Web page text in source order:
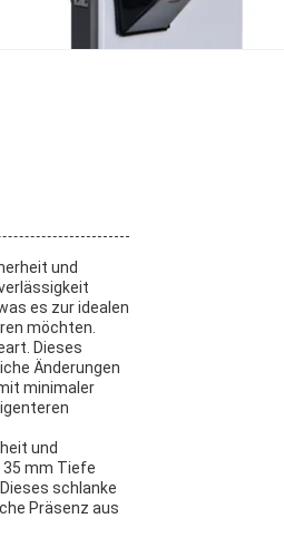
und
es zur idealen
möchten.
Dieses
Änderungen
minimaler
und
35 mm Tiefe
schlanke
Präsenz aus